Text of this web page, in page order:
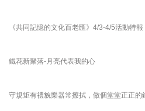
《共同記憶的文化百老匯》4/3-4/5活動特報
鐵花新聚落-月亮代表我的心
守規矩有禮貌樂器常擦拭，做個堂堂正正的